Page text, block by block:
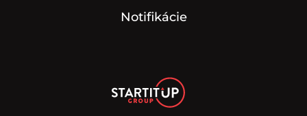
Notifikácie